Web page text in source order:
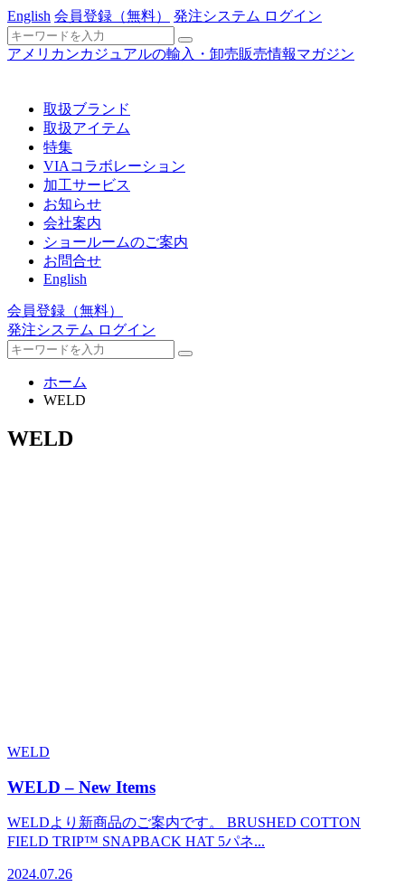
English 会員登録 （無料） 発注システム ログイン
アメリカンカジュアルの輸入・卸売販売情報マガジン
取扱ブランド
取扱アイテム
特集
VIAコラボレーション
加工サービス
お知らせ
会社案内
ショールームのご案内
お問合せ
English
会員登録 （無料）
発注システム ログイン
ホーム
WELD
WELD
WELD
WELD – New Items
WELDより新商品のご案内です。 BRUSHED COTTON
FIELD TRIP™ SNAPBACK HAT 5パネ...
2024.07.26